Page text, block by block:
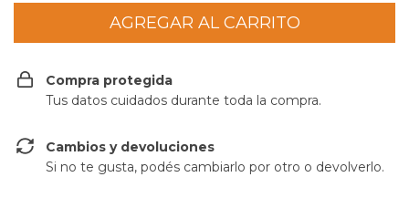
Compra protegida
Tus datos cuidados durante toda la compra.
Cambios y devoluciones
Si no te gusta, podés cambiarlo por otro o devolverlo.